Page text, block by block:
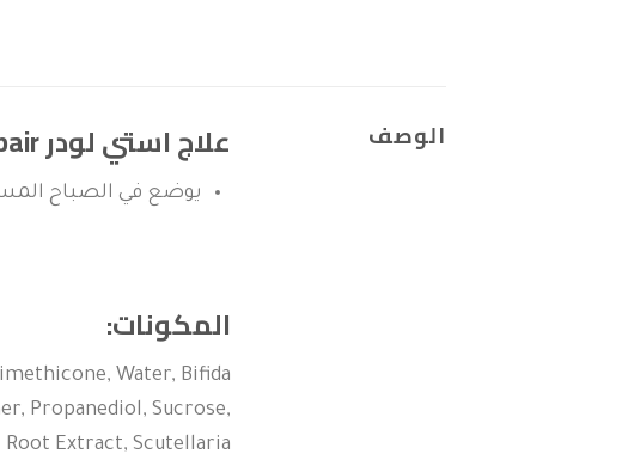
الوصف علاج استي لودر Estee Lauder Advanced Night Repair لعناية محيط العينين
يوضع في الصباح
المكونات:
Water, Bifida
Propanediol, Sucrose,
Extract, Scutellaria